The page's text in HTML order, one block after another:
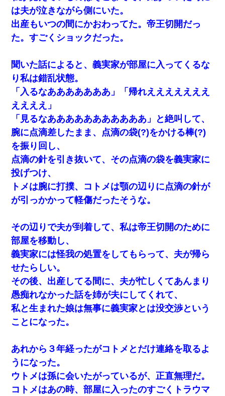
【衝撃】嫁父の会社に勤続１０年、手取り１４万 → 俺「２２万も
らえる会社から誘われた。転職したい」義父「クビ！（激怒」嫁
「離婚！（激怒」
高1のとき男に襲われ、不妊の叔母に頼まれて出産。→叔母夫婦が
養子縁組してアメリカに子供を連れ帰った。→9・11で叔母夫婦が
亡くなってしまい…
夫の友達がBBQを定期的に開催して夫婦で参加してたんだけど、
女性側のリーダーみたいな人に「BBQは友達とやりなよ！」と言
われて…
22歳の頃、父に36歳の男性とお見合いをしてくれと頼まれた。父
の親会社の経営者の息子さんだったので、父も喜んで私の写真を
送ったんだが→
彼女(美人女医)にネックレスをプレゼント。「こんな安物を渡すく
【復讐】義兄嫁「生活費、足りない分を貸してほしい」私「貸す
わけないでしょｗｗｗｗ」→ 理由を話したら泣き出して・・私
（あまりにも希望通り）
【まぬけ】夫「離婚だ！」私「わかった。で？」夫「慰謝料
だ！」私「いいけど弁護士通して。私も請求する」夫「」
【衝撃】ヤンキー女に「サせて」って言った結果
日航機墜落事故の「ここからは日本語で大丈夫ですよ〜」の絶望
感がヤバイ・・・
【報告者がキチ】嫁「妊娠した」俺『それじゃあ皆に祝ってもら
おう』友人達を家に連れ帰ってホームパーティー→俺『皆に祝え
てもらえて良かったな！』→
は夫が泣きながら側にいた。
出産もいつの間にかおわってた。帝王切開だっ
た。すごくショックだった。
聞いた話によると、義実家が部屋に入ってくるな
り私は錯乱状態。
「入るなあああああああ」「帰れえええええええ
ええええ」
「見るなあああああああああああ」と絶叫して、
腕に点滴差したまま、点滴の袋(?)をかける棒(?)
を振り回し、
点滴の針を引き抜いて、その点滴の袋を義実家に
投げつけ、
トメは腕に打撲、コトメは顎の辺りに点滴の針が
が引っかかって軽傷だったそうな。
その辺りで夫が到着して、私は帝王切開のために
部屋を移動し、
義実家には怪我の処置をしてもらって、夫が帰ら
せたらしい。
その後、出産してる間に、夫が忙しくてあんまり
愚痴れなかった話を姉が夫にしてくれて、
私と生まれた娘は無事に義実家とは没交渉という
ことになった。
あれから３年経ったがコトメとだけ連絡を取るよ
うになった。
ウトメは孫に会いたがっているが、正直無理だ。
コトメはあの時、部屋に入ったのすごくトラウマ